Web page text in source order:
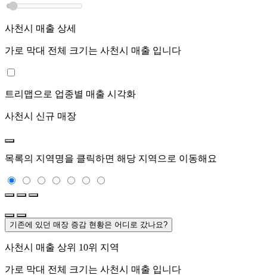
사천시 매출 상세
가로 막대 전체 크기는 사천시 매출 입니다
트리맵으로 업종별 매출 시각화
사천시 신규 매장
목록의 지역명을 클릭하면 해당 지역으로 이동해요
기존에 있던 매장 증감 현황은 어디로 갔나요?
사천시 매출 상위 10위 지역
가로 막대 전체 크기는 사천시 매출 입니다